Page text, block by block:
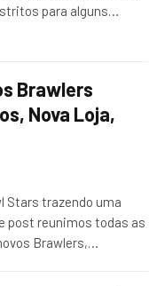
para alguns…
Brawlers
Nova Loja,
Stars trazendo uma
post reunimos todas as
Brawlers,…